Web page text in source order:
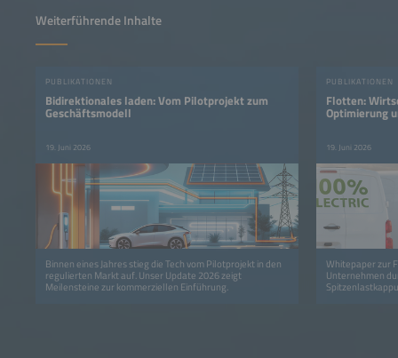
Weiterführende Inhalte
PUBLIKATIONEN
Bidirektionales laden: Vom Pilotprojekt zum
Geschäftsmodell
19. Juni 2026
Binnen eines Jahres stieg die Tech vom Pilotprojekt in den
regulierten Markt auf. Unser Update 2026 zeigt
Meilensteine zur kommerziellen Einführung.
PUBLIKATIONEN
Flotten:
Optimierung
19. Juni 2026
Whitepaper zur
Unternehmen